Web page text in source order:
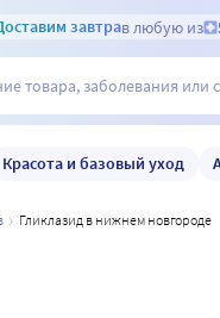
завтрав любую из
Красота и базовый уход
гликлазид в нижнем новгороде